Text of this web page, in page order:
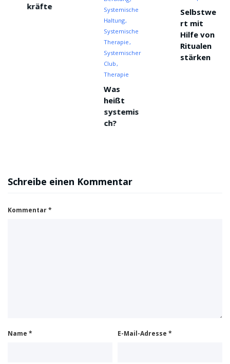
kräfte
Systemische
Haltung
Systemische
Therapie
Systemischer
Club
Therapie
Was
heißt
systemis
ch?
Selbstwe
rt mit
Hilfe von
Ritualen
stärken
Schreibe einen Kommentar
Kommentar*
Name * E-Mail-Adresse *